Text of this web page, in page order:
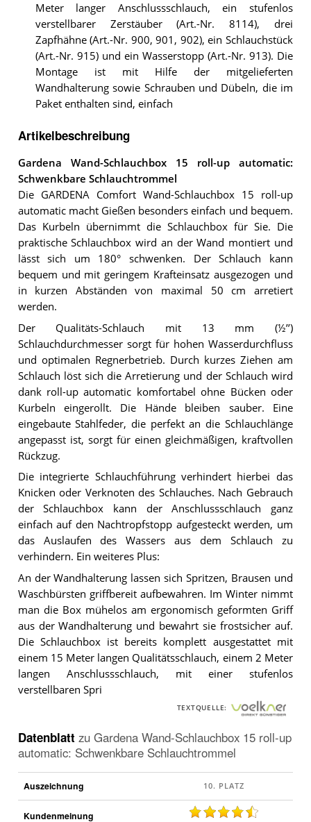
Meter langer Anschlussschlauch, ein stufenlos
verstellbarer Zerstäuber (Art.-Nr. 8114), drei
Zapfhähne (Art.-Nr. 900, 901, 902), ein Schlauchstück
(Art.-Nr. 915) und ein Wasserstopp (Art.-Nr. 913). Die
Montage ist mit Hilfe der mitgelieferten
Wandhalterung sowie Schrauben und Dübeln, die im
Paket enthalten sind, einfach
Artikelbeschreibung
Gardena Wand-Schlauchbox 15 roll-up automatic:
Schwenkbare Schlauchtrommel
Die GARDENA Comfort Wand-Schlauchbox 15 roll-up
automatic macht Gießen besonders einfach und bequem.
Das Kurbeln übernimmt die Schlauchbox für Sie. Die
praktische Schlauchbox wird an der Wand montiert und
lässt sich um 180° schwenken. Der Schlauch kann
bequem und mit geringem Krafteinsatz ausgezogen und
in kurzen Abständen von maximal 50 cm arretiert
werden.
Der Qualitäts-Schlauch mit 13 mm (½’’)
Schlauchdurchmesser sorgt für hohen Wasserdurchfluss
und optimalen Regnerbetrieb. Durch kurzes Ziehen am
Schlauch löst sich die Arretierung und der Schlauch wird
dank roll-up automatic komfortabel ohne Bücken oder
Kurbeln eingerollt. Die Hände bleiben sauber. Eine
eingebaute Stahlfeder, die perfekt an die Schlauchlänge
angepasst ist, sorgt für einen gleichmäßigen, kraftvollen
Rückzug.
Die integrierte Schlauchführung verhindert hierbei das
Knicken oder Verknoten des Schlauches. Nach Gebrauch
der Schlauchbox kann der Anschlussschlauch ganz
einfach auf den Nachtropfstopp aufgesteckt werden, um
das Auslaufen des Wassers aus dem Schlauch zu
verhindern. Ein weiteres Plus:
An der Wandhalterung lassen sich Spritzen, Brausen und
Waschbürsten griffbereit aufbewahren. Im Winter nimmt
man die Box mühelos am ergonomisch geformten Griff
aus der Wandhalterung und bewahrt sie frostsicher auf.
Die Schlauchbox ist bereits komplett ausgestattet mit
einem 15 Meter langen Qualitätsschlauch, einem 2 Meter
langen Anschlussschlauch, mit einer stufenlos
verstellbaren Spri
TEXTQUELLE:
e
e
Datenblatt zu Gardena Wand-Schlauchbox 15 roll-up
automatic: Schwenkbare Schlauchtrommel
Auszeichnung
Kundenmeinung